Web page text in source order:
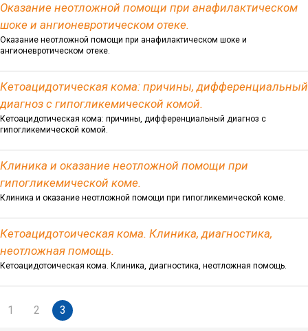
Оказание неотложной помощи при анафилактическом
шоке и ангионевротическом отеке.
Оказание неотложной помощи при анафилактическом шоке и
ангионевротическом отеке.
Кетоацидотическая кома: причины, дифференциальный
диагноз с гипогликемической комой.
Кетоацидотическая кома: причины, дифференциальный диагноз с
гипогликемической комой.
Клиника и оказание неотложной помощи при
гипогликемической коме.
Клиника и оказание неотложной помощи при гипогликемической коме.
Кетоацидотоическая кома. Клиника, диагностика,
неотложная помощь.
Кетоацидотоическая кома. Клиника, диагностика, неотложная помощь.
1 2 3